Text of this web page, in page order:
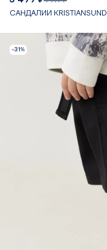
САНДАЛИИ KRISTIANSUND
-31%